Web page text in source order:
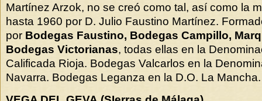
Martínez Arzok, no se creó como tal, así como la
hasta 1960 por D. Julio Faustino Martínez.
por Bodegas Faustino, Bodegas Campillo,
Bodegas Victorianas, todas ellas en la
Calificada Rioja. Bodegas Valcarlos en la
Navarra. Bodegas Leganza en la D.O. La Mancha.